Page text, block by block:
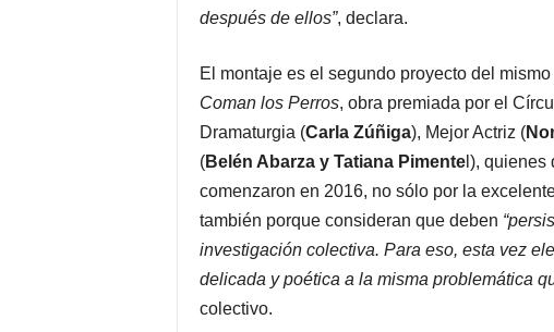
después de ellos”, declara.
El montaje es el segundo proyecto del
Coman los Perros, obra premiada por el
Dramaturgia (Carla Zúñiga), Mejor Actriz (
(Belén Abarza y Tatiana Pimentel), quienes
comenzaron en 2016, no sólo por la
también porque consideran que deben
investigación colectiva. Para eso, esta vez
delicada y poética a la misma problemática
colectivo.